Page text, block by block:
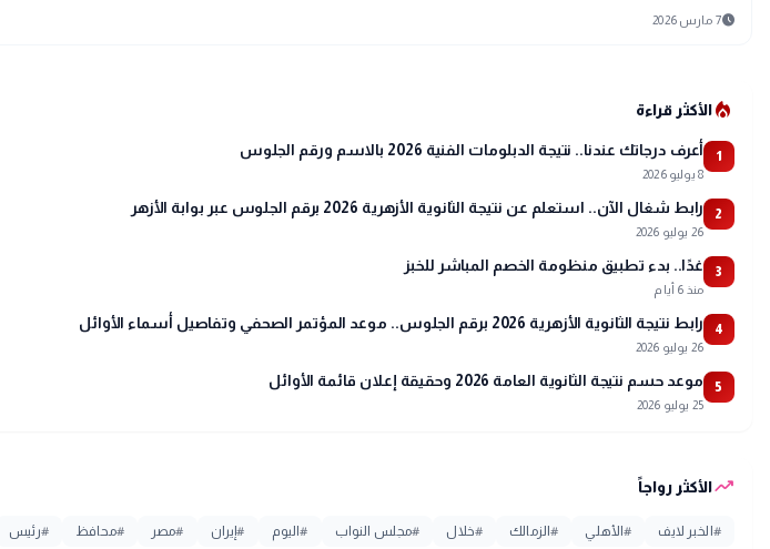
schedule7 مارس 2026
local_fire_departmentالأكثر قراءة
1 أعرف درجاتك عندنا.. نتيجة الدبلومات الفنية 2026 بالاسم ورقم الجلوس
8 يوليو 2026
2 رابط شغال الآن.. استعلم عن نتيجة الثانوية الأزهرية 2026 برقم الجلوس عبر بوابة الأزهر
26 يوليو 2026
3 غدًا.. بدء تطبيق منظومة الخصم المباشر للخبز
منذ 6 أيام
4 رابط نتيجة الثانوية الأزهرية 2026 برقم الجلوس.. موعد المؤتمر الصحفي وتفاصيل أسماء الأوائل
26 يوليو 2026
5 موعد حسم نتيجة الثانوية العامة 2026 وحقيقة إعلان قائمة الأوائل
25 يوليو 2026
trending_upالأكثر رواجاً
# الخبر لايف #الأهلي #الزمالك #خلال #مجلس النواب #اليوم #إيران #مصر #محافظ #رئيس